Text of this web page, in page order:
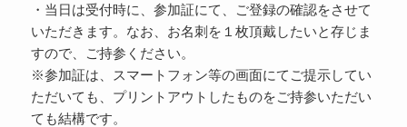
・当日は受付時に、参加証にて、ご登録の確認をさせて
いただきます。なお、お名刺を１枚頂戴したいと存じま
すので、ご持参ください。
※参加証は、スマートフォン等の画面にてご提示してい
ただいても、プリントアウトしたものをご持参いただい
ても結構です。